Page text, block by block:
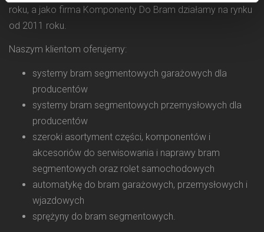
roku, a jako firma Komponenty Do Bram działamy na rynku
od 2011 roku.
Naszym klientom oferujemy:
systemy bram segmentowych garażowych dla
producentów
systemy bram segmentowych przemysłowych dla
producentów
szeroki asortyment części, komponentów i
akcesoriów do serwisowania i naprawy bram
segmentowych oraz rolet samochodowych
automatykę do bram garażowych, przemysłowych i
wjazdowych
sprężyny do bram segmentowych.